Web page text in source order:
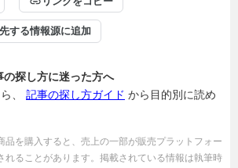
する情報源に追加
の探し方に迷った方へ
、 記事の探し方ガイド から目的別に読め
を購入すると、売上の一部が販売プラットフォー
れることがあります。掲載されている情報は執筆時